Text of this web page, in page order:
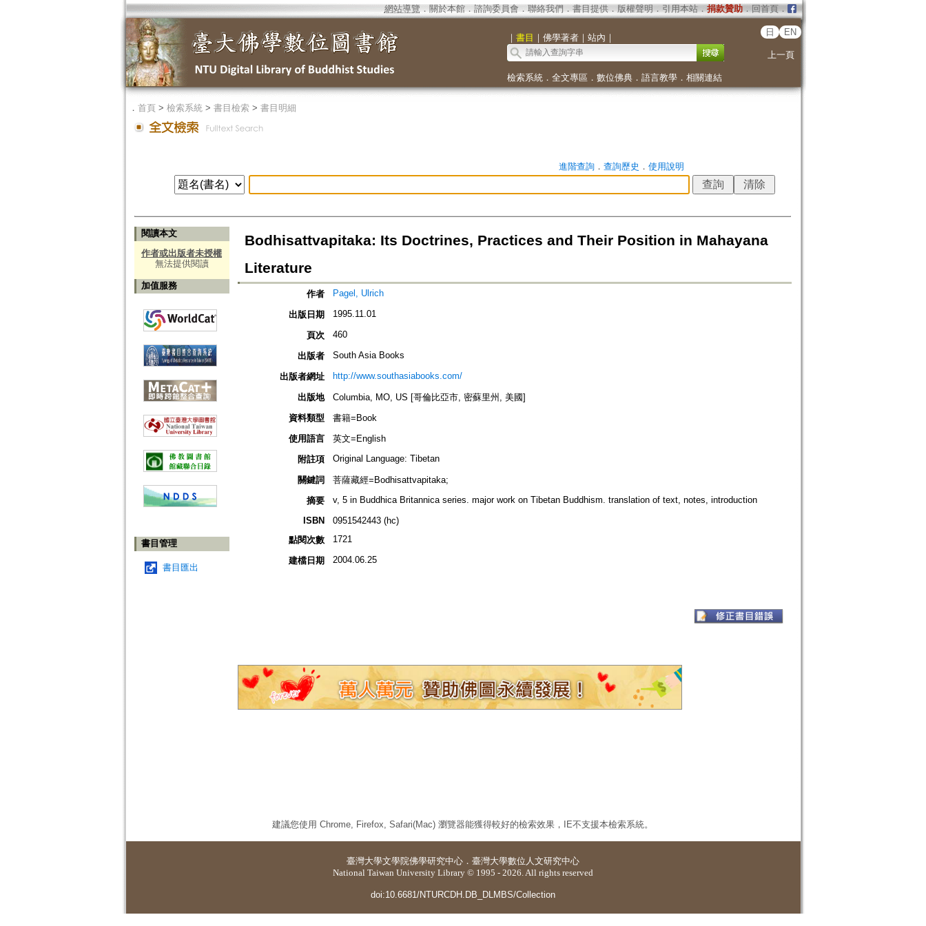
網站導覽 ． 關於本館． 諮詢委員會． 聯絡我們 ． 書目提供． 版權聲明 ． 引用本站． 捐款贊助．回首頁．
｜ 書目 ｜ 佛學著者｜ 站內 ｜
日 EN
上一頁
檢索系統． 全文專區 ． 數位佛典． 語言教學． 相關連結
． 首頁> 檢索系統> 書目檢索> 書目明細
進階查詢． 查詢歷史 ． 使用說明
閱讀本文
作者或出版者未授權
無法提供閱讀
加值服務
書目管理
書目匯出
Bodhisattvapitaka: Its Doctrines, Practices and Their Position in Mahayana
Literature
作者 Pagel, Ulrich
出版日期 1995.11.01
頁次 460
出版者 South Asia Books
出版者網址 http://www.southasiabooks.com/
出版地
Columbia, MO, US [哥倫比亞市, 密蘇里州, 美國]
資料類型
書籍=Book
使用語言
英文=English
附註項
Original Language: Tibetan
關鍵詞
菩薩藏經=Bodhisattvapitaka;
摘要
v, 5 in Buddhica Britannica series. major work on Tibetan Buddhism. translation of text, notes, introduction
ISBN
0951542443 (hc)
點閱次數
1721
建檔日期 2004.06.25
建議您使用 Chrome, Firefox, Safari(Mac) 瀏覽器能獲得較好的檢索效果，IE不支援本檢索系統。
臺灣大學文學院佛學研究中心 ． 臺灣大學數位人文研究中心
National Taiwan University Library © 1995 - 2026. All rights reserved
doi:10.6681/NTURCDH.DB_DLMBS/Collection